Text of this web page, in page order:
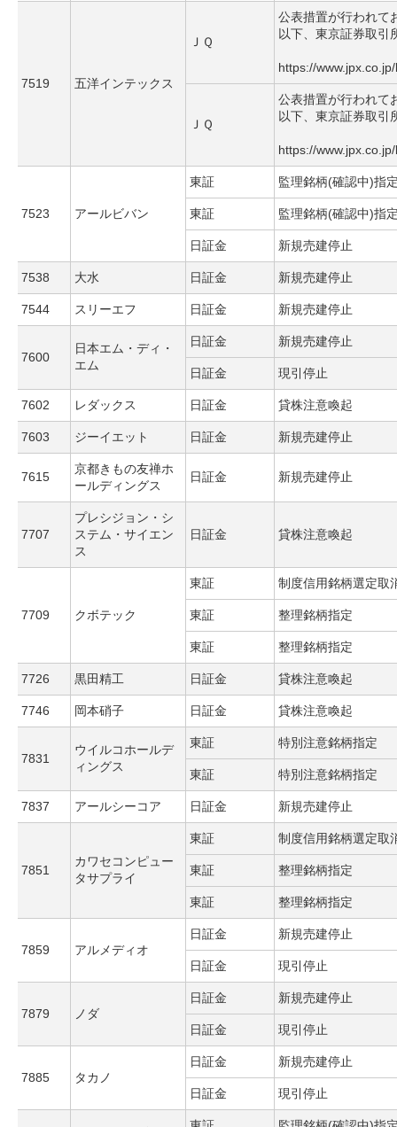
7519 五洋インテックス
ＪＱ
公表措置が行われて
以下、東京証券取引
https://
ＪＱ
公表措置が行われて
以下、東京証券取引
https://
7523 アールビバン
東証 監理銘柄(確認中)指
東証 監理銘柄(確認中)指
日証金 新規売建停止
7538 大水 日証金 新規売建停止
7544 スリーエフ 日証金 新規売建停止
7600
日本エム・ディ・
エム
日証金 新規売建停止
日証金 現引停止
7602 レダックス 日証金 貸株注意喚起
7603 ジーイエット 日証金 新規売建停止
7615
京都きもの友禅ホ
ールディングス
日証金 新規売建停止
7707
プレシジョン・シ
ステム・サイエン
ス
日証金 貸株注意喚起
7709 クボテック
東証 制度信用銘柄選定取
東証 整理銘柄指定
東証 整理銘柄指定
7726 黒田精工 日証金 貸株注意喚起
7746 岡本硝子 日証金 貸株注意喚起
7831
ウイルコホールデ
ィングス
東証 特別注意銘柄指定
東証 特別注意銘柄指定
7837 アールシーコア 日証金 新規売建停止
7851
カワセコンピュー
タサプライ
東証 制度信用銘柄選定取
東証 整理銘柄指定
東証 整理銘柄指定
7859 アルメディオ
日証金 新規売建停止
日証金 現引停止
7879 ノダ
日証金 新規売建停止
日証金 現引停止
7885 タカノ
日証金 新規売建停止
日証金 現引停止